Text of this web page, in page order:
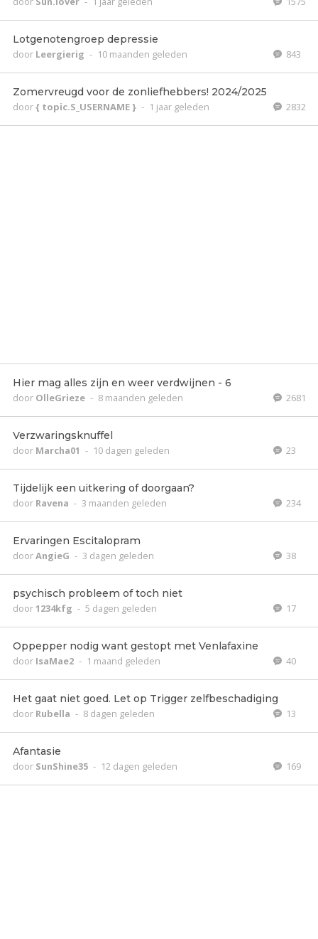
Lotgenotengroep depressie
door Leergierig - 10 maanden geleden 843
Zomervreugd voor de zonliefhebbers! 2024/2025
door{ topic.S_USERNAME } - 1 jaar geleden 2832
Hier mag alles zijn en weer verdwijnen - 6
door OlleGrieze - 8 maanden geleden 2681
Verzwaringsknuffel
door Marcha01 - 10 dagen geleden 23
Tijdelijk een uitkering of doorgaan?
door Ravena - 3 maanden geleden 234
Ervaringen Escitalopram
doorAngieG - 3 dagen geleden 38
psychisch probleem of toch niet
door1234kfg - 5 dagen geleden 17
Oppepper nodig want gestopt met Venlafaxine
door IsaMae2 - 1 maand geleden 40
Het gaat niet goed. Let op Trigger zelfbeschadiging
door Rubella - 8 dagen geleden 13
Afantasie
door SunShine35 - 12 dagen geleden 169